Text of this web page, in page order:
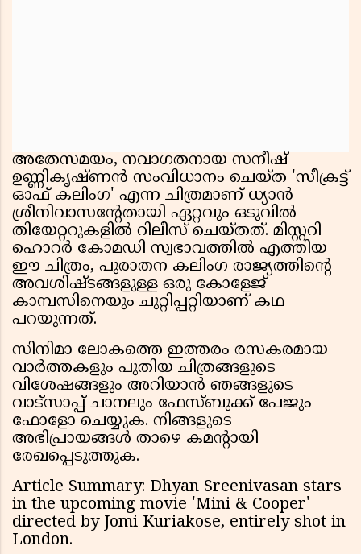
അതേസമയം, നവാഗതനായ സനീഷ്
ഉണ്ണികൃഷ്ണൻ സംവിധാനം ചെയ്ത 'സീക്രട്ട്
ഓഫ് കലിംഗ' എന്ന ചിത്രമാണ് ധ്യാൻ
ശ്രീനിവാസൻ്റേതായി ഏറ്റവും ഒടുവിൽ
തിയേറ്ററുകളിൽ റിലീസ് ചെയ്തത്. മിസ്റ്ററി
ഹൊറർ കോമഡി സ്വഭാവത്തിൽ എത്തിയ
ഈ ചിത്രം, പുരാതന കലിംഗ രാജ്യത്തിൻ്റെ
അവശിഷ്ടങ്ങളുള്ള ഒരു കോളേജ്
കാമ്പസിനെയും ചുറ്റിപ്പറ്റിയാണ് കഥ
പറയുന്നത്.
സിനിമാ ലോകത്തെ ഇത്തരം രസകരമായ
വാർത്തകളും പുതിയ ചിത്രങ്ങളുടെ
വിശേഷങ്ങളും അറിയാൻ ഞങ്ങളുടെ
വാട്സാപ്പ് ചാനലും ഫേസ്ബുക്ക് പേജും
ഫോളോ ചെയ്യുക. നിങ്ങളുടെ
അഭിപ്രായങ്ങൾ താഴെ കമൻ്റായി
രേഖപ്പെടുത്തുക.
Article Summary: Dhyan Sreenivasan stars
in the upcoming movie 'Mini & Cooper'
directed by Jomi Kuriakose, entirely shot in
London.